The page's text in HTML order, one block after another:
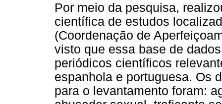
Por meio da pesquisa,
científica de estudos
(Coordenação de
visto que essa base de
periódicos científicos
espanhola e portuguesa. Os
para o levantamento foram: